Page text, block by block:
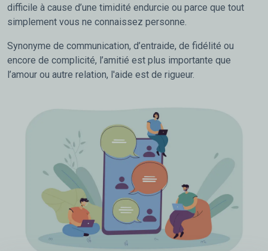
difficile à cause d’une timidité endurcie ou parce que tout
simplement vous ne connaissez personne.
Synonyme de communication, d’entraide, de fidélité ou
encore de complicité, l’amitié est plus importante que
l’amour ou autre relation, l'aide est de rigueur.